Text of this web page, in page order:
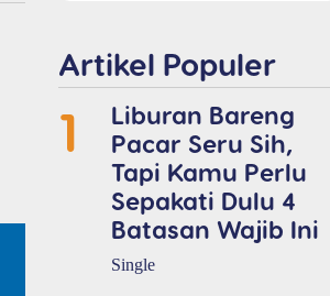
Artikel Populer
1
Liburan Bareng
Pacar Seru Sih,
Tapi Kamu Perlu
Sepakati Dulu 4
Batasan Wajib Ini
Single